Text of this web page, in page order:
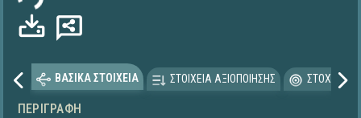
ΒΑΣΙΚΑ ΣΤΟΙΧΕΙΑ ΣΤΟΙΧΕΙΑ ΑΞΙΟΠΟΙΗΣΗΣ
ΠΕΡΙΓΡΑΦΉ